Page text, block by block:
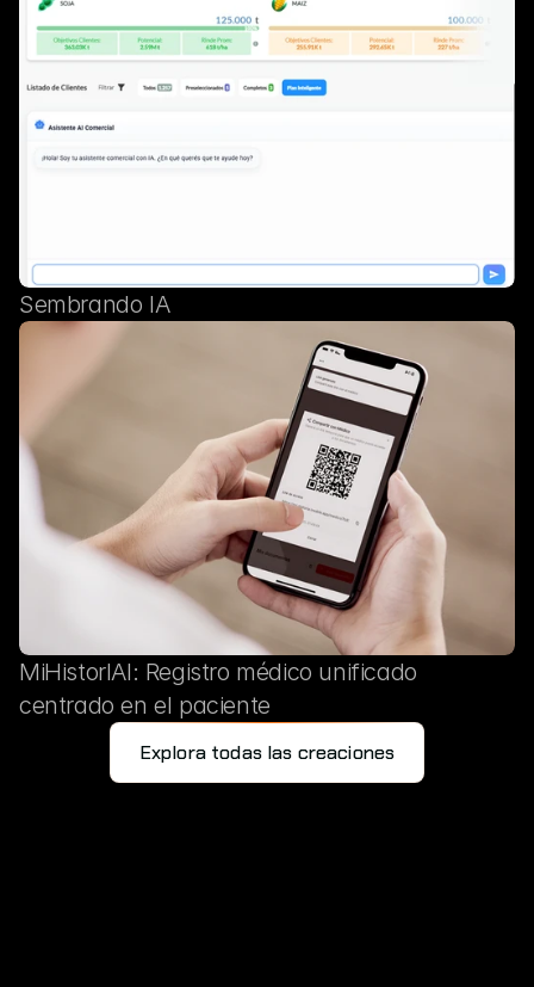
Sembrando IA
MiHistorIAl: Registro médico unificado
centrado en el paciente
Explora todas las creaciones